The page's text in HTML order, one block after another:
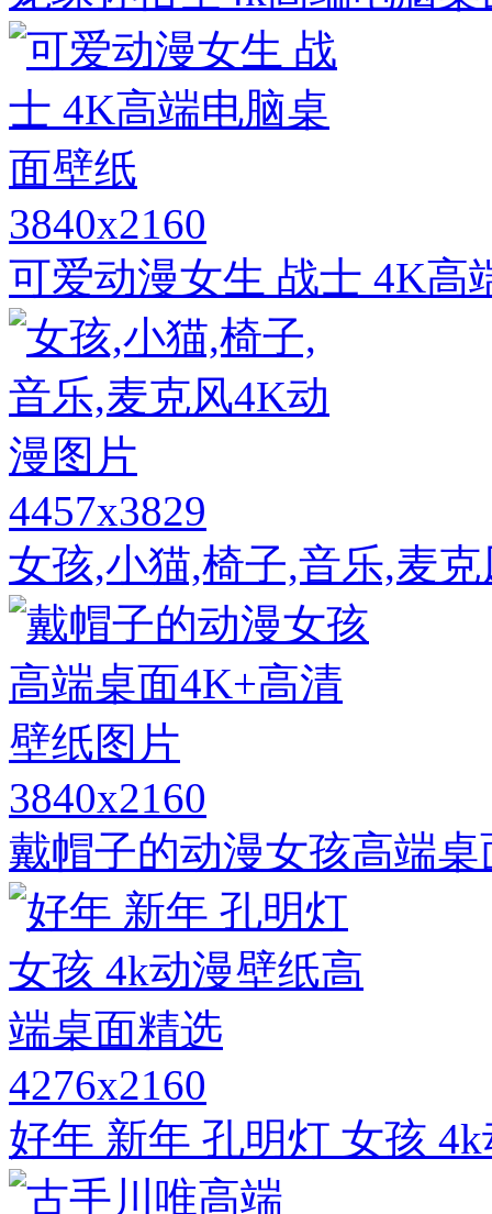
3840x2160
可爱动漫女生 战士 4K高
4457x3829
女孩,小猫,椅子,音乐,麦
3840x2160
戴帽子的动漫女孩高端
4276x2160
好年 新年 孔明灯 女孩